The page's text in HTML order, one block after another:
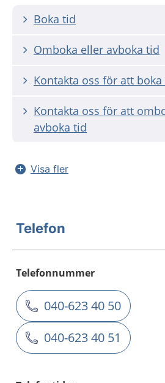
Boka tid
Omboka eller avboka tid
Kontakta oss för att
Kontakta oss för att
avboka tid
Visa fler
Telefon
Telefonnummer
040-623 40 50
040-623 40 51